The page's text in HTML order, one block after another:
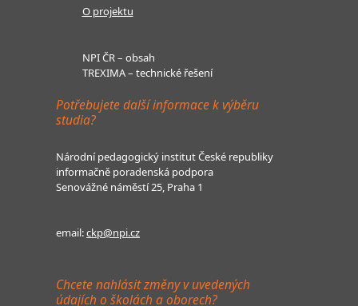
O projektu
NPI ČR – obsah
TREXIMA – technické řešení
Potřebujete další informace k výběru
studia?
Národní pedagogický institut České republiky
informačně poradenská podpora
Senovážné náměstí 25, Praha 1
email:ckp@npi.cz
Chcete nahlásit změny v uvedených
údajích o školách a oborech?